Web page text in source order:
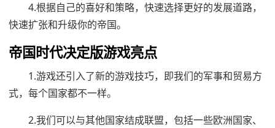
4.根据自己的喜好和策略，快速选择更好的发展道路，
快速扩张和升级你的帝国。
帝国时代决定版游戏亮点
1.游戏还引入了新的游戏技巧，即我们的军事和贸易方
式，每个国家都不一样。
2.我们可以与其他国家结成联盟，包括一些欧洲国家、